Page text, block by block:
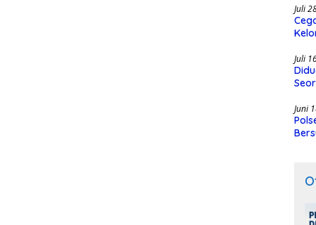
Juli
Juli
Juni